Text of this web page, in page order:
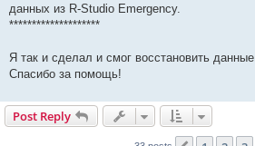
данных из R-Studio Emergency.
********************
Я так и сделал и смог восстановить данные.
Спасибо за помощь!
Post Reply